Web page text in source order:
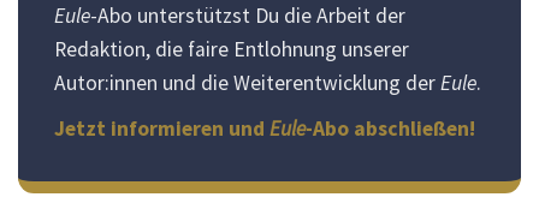
Eule-Abo unterstützst Du die Arbeit der
Redaktion, die faire Entlohnung unserer
Autor:innen und die Weiterentwicklung derEule.
Jetzt informieren und Eule-Abo abschließen!